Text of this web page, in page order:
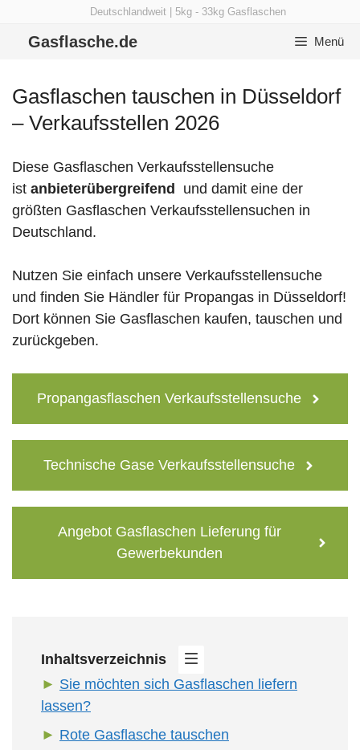
Deutschlandweit | 5kg - 33kg Gasflaschen
Gasflasche.de Menü
Gasflaschen tauschen in Düsseldorf
– Verkaufsstellen 2026
Diese Gasflaschen Verkaufsstellensuche
ist anbieterübergreifend
und damit eine der
größten Gasflaschen Verkaufsstellensuchen in
Deutschland.
Nutzen Sie einfach unsere Verkaufsstellensuche
und finden Sie Händler für Propangas in Düsseldorf!
Dort können Sie Gasflaschen kaufen, tauschen und
zurückgeben.
Propangasflaschen Verkaufsstellensuche
Technische Gase Verkaufsstellensuche
Angebot Gasflaschen Lieferung für
Gewerbekunden
Inhaltsverzeichnis
Sie möchten sich Gasflaschen liefern
lassen?
Rote Gasflasche tauschen